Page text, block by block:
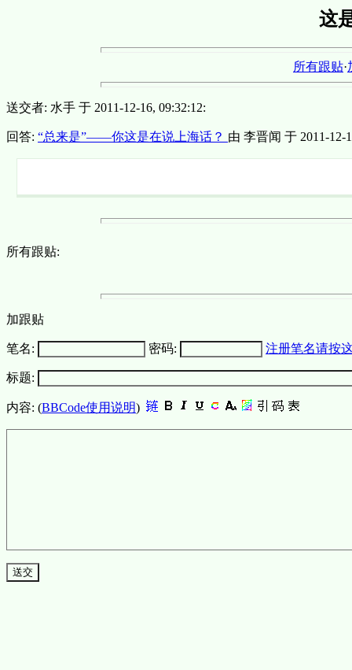
这
所有跟贴·
送交者: 水手 于 2011-12-16, 09:32:12:
回答: “总来是”——你这是在说上海话？ 由 李晋闻 于 2011-12-
所有跟贴:
加跟贴
笔名: 密码: 注册笔名请按
标题:
内容: (BBCode使用说明)